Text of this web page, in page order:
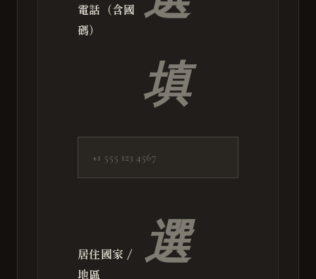
電話（含國
碼）
填
居住國家 /
地區
選